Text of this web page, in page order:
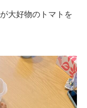
が大好物のトマトを